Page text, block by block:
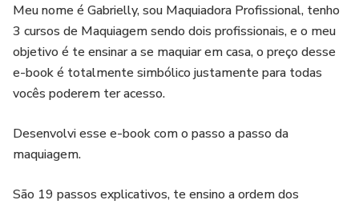
Meu nome é Gabrielly, sou Maquiadora Profissional, tenho
3 cursos de Maquiagem sendo dois profissionais, e o meu
objetivo é te ensinar a se maquiar em casa, o preço desse
e-book é totalmente simbólico justamente para todas
vocês poderem ter acesso.
Desenvolvi esse e-book com o passo a passo da
maquiagem.
São 19 passos explicativos, te ensino a ordem dos